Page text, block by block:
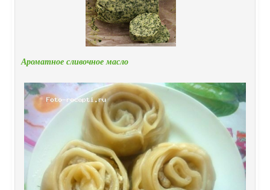
Ароматное сливочное масло